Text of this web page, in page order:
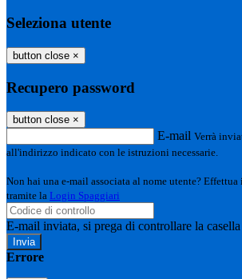
Seleziona utente
button close ×
Recupero password
button close ×
E-mail Verrà
all'indirizzo indicato con le istruzioni necessarie.
Non hai una e-mail associata al nome utente? Effettua
tramite la Login Spaggiari
E-mail inviata, si prega di controllare la
Errore